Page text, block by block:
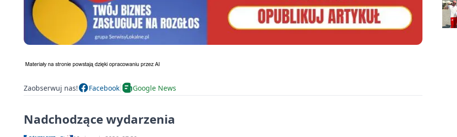
Zaobserwuj nas! Facebook Google News
Nadchodzące wydarzenia